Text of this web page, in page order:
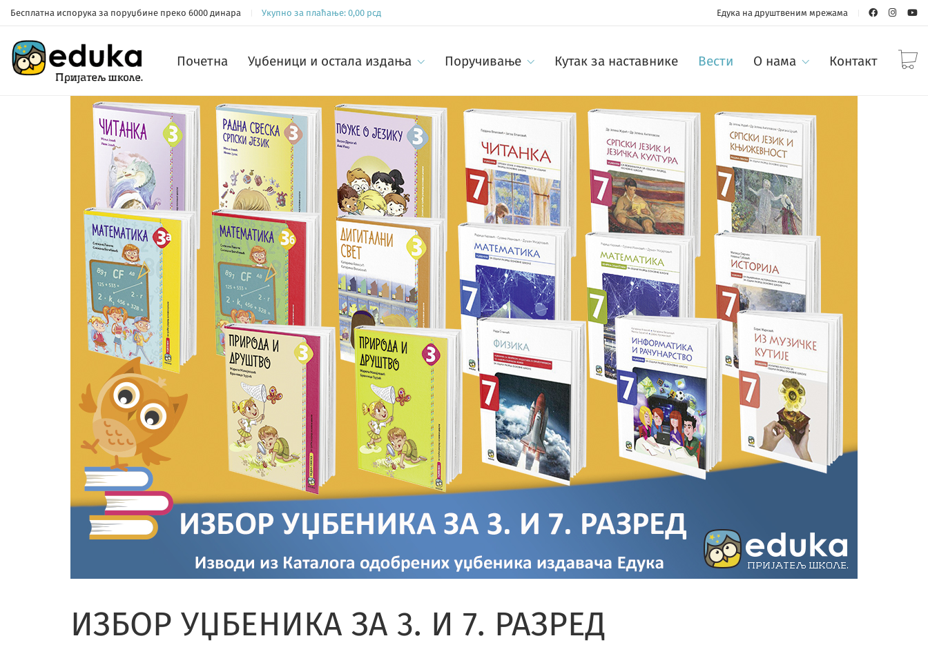
Бесплатна испорука за поруџбине преко 6000 динара Укупно за плаћање: 0,00 рсд Едука на друштвеним мрежама
Почетна Уџбеници и остала издања Поручивање Кутак за наставнике Вести О нама Контакт
ИЗБОР УЏБЕНИКА ЗА 3. И 7. РАЗРЕД